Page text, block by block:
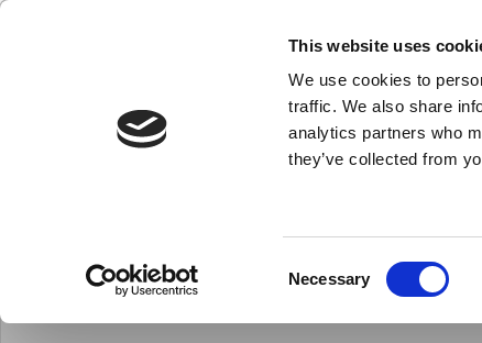
This website uses
We use cookies to
traffic. We also share
analytics partners who
they’ve collected from
Necessary
- Allt vad du behöver till ditt kök
Bakredskap Kok- och stekkärl
Hamilton Beach